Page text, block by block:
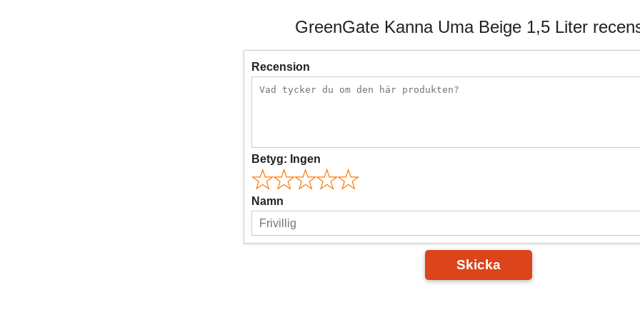
GreenGate Kanna Uma Beige 1,5 Liter
Recension
Betyg: Ingen
Namn
Skicka